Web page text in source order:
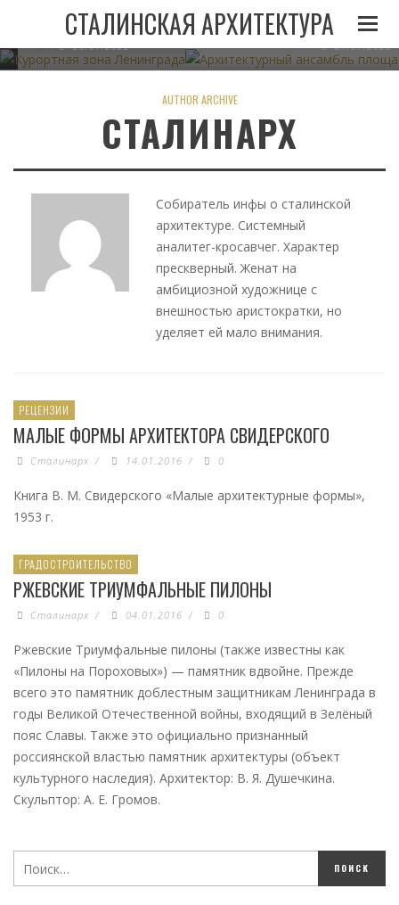
СТАЛИНСКАЯ АРХИТЕКТУРА
05.11.2022
ЛЕНИНГРАДА ПРИ
СТАЛИНЕ
23.07.2022
АРХИТЕКТУРНЫЙ АНСАМБЛЬ
В МИНСКЕ
21.07.2022
AUTHOR ARCHIVE
СТАЛИНАРХ
Собиратель инфы о сталинской
архитектуре. Системный
аналитег-кросавчег. Характер
прескверный. Женат на
амбициозной художнице с
внешностью аристократки, но
уделяет ей мало внимания.
РЕЦЕНЗИИ
МАЛЫЕ ФОРМЫ АРХИТЕКТОРА СВИДЕРСКОГО
Сталинарх / 14.01.2016 / 0
Книга В. М. Свидерского «Малые архитектурные формы»,
1953 г.
ГРАДОСТРОИТЕЛЬСТВО
РЖЕВСКИЕ ТРИУМФАЛЬНЫЕ ПИЛОНЫ
Сталинарх / 04.01.2016 / 0
Ржевские Триумфальные пилоны (также известны как
«Пилоны на Пороховых») — памятник вдвойне. Прежде
всего это памятник доблестным защитникам Ленинграда в
годы Великой Отечественной войны, входящий в Зелёный
пояс Славы. Также это официально признанный
россиянской властью памятник архитектуры (объект
культурного наследия). Архитектор: В. Я. Душечкина.
Скульптор: А. Е. Громов.